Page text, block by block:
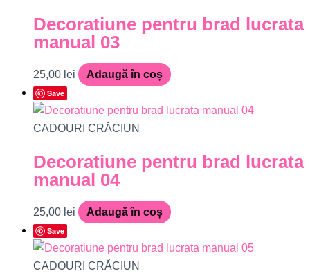
Decoratiune pentru brad lucrata
manual 03
25,00 lei Adaugă în coș
Save
CADOURI CRĂCIUN
Decoratiune pentru brad lucrata
manual 04
25,00 lei Adaugă în coș
Save
CADOURI CRĂCIUN